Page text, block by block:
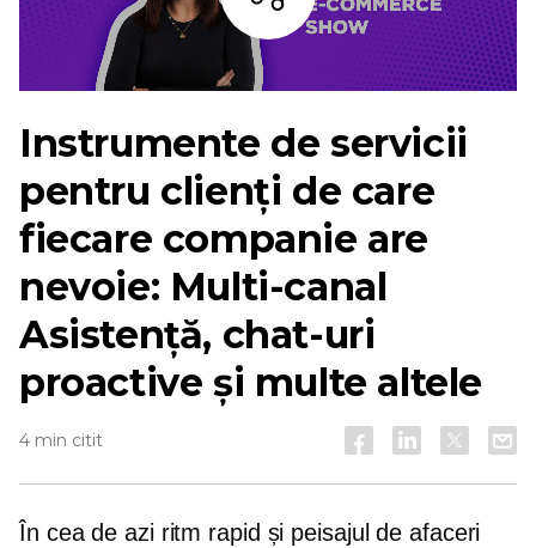
Asculta
Instrumente de servicii
pentru clienți de care
fiecare companie are
nevoie: Multi-canal
Asistență, chat-uri
proactive și multe altele
4 min citit
În cea de azi ritm rapid și peisajul de afaceri